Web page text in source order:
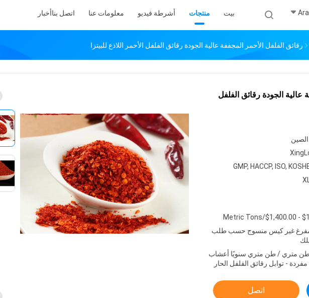
بيت منتجات أشرطة فيديو معلومات عنا اتصل بناأخبار
رقائق الفلفل الأحمر المجففة عالية الجودة رقائق الفلفل الأحمر اللاذع للبيتزا
عالية الجودة رقائق الفلفل
GMP, HACCP, ISO,
غير كيس منسوج حسب طلب
طن متري / طن متري سنويًا أعشاب
مفردة - توابل رقائق الفلفل الحار
اتصل